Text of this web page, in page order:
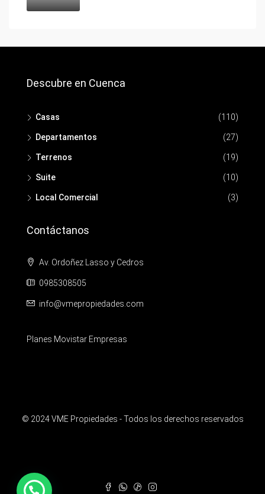
Descubre en Cuenca
Casas (110)
Departamentos (27)
Terrenos (19)
Suite (10)
Local Comercial (3)
Contáctanos
Av. Ordoñez Lasso y Cedros
0985308505
info@vmepropiedades.com
Planes Movistar Empresas
© 2024 VME Propiedades - Todos los derechos reservados